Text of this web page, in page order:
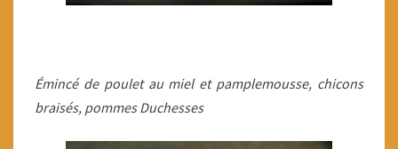
Émincé de poulet au miel et pamplemousse, chicons
braisés, pommes Duchesses